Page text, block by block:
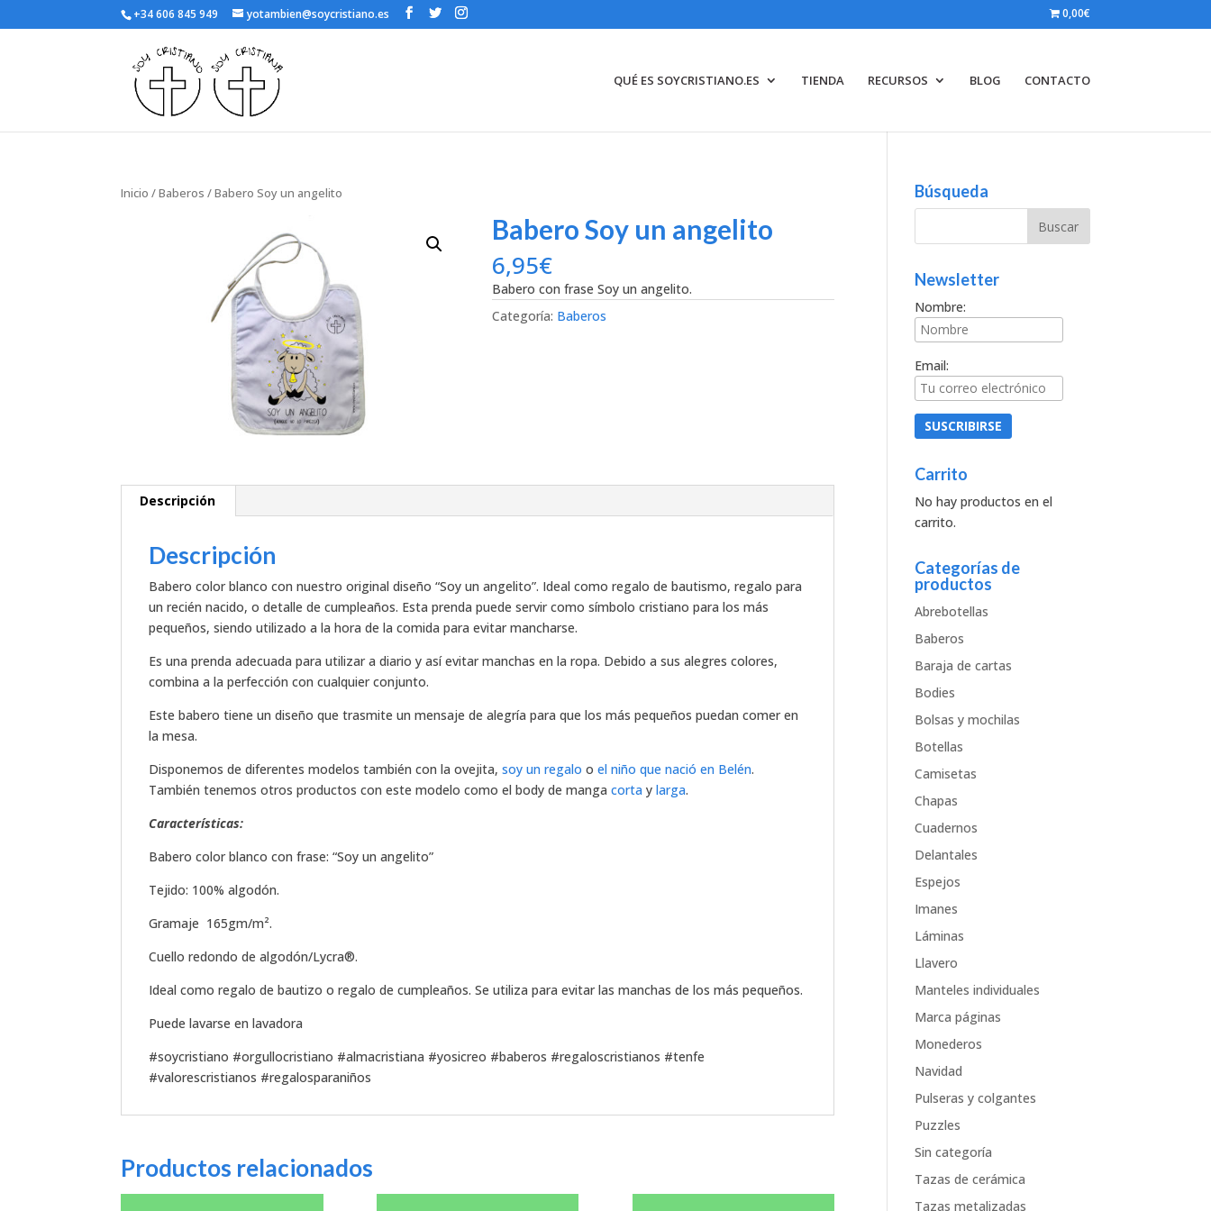
+34 606 845 949 yotambien@soycristiano.es 0,00€
QUÉ ES SOYCRISTIANO.ES TIENDA RECURSOS BLOG CONTACTO
Inicio /Baberos / Babero Soy un angelito
Babero Soy un angelito
6,95€
Babero con frase Soy un angelito.
Categoría: Baberos
Descripción
Descripción
Babero color blanco con nuestro original diseño “Soy un angelito”. Ideal como regalo de bautismo, regalo para
un recién nacido, o detalle de cumpleaños. Esta prenda puede servir como símbolo cristiano para los más
pequeños, siendo utilizado a la hora de la comida para evitar mancharse.
Es una prenda adecuada para utilizar a diario y así evitar manchas en la ropa. Debido a sus alegres colores,
combina a la perfección con cualquier conjunto.
Este babero tiene un diseño que trasmite un mensaje de alegría para que los más pequeños puedan comer en
la mesa.
Disponemos de diferentes modelos también con la ovejita,soy un regalo oel niño que nació en Belén.
También tenemos otros productos con este modelo como el body de mangacortaylarga.
Características:
Babero color blanco con frase: “Soy un angelito”
Tejido: 100% algodón.
Gramaje 165gm/m².
Cuello redondo de algodón/Lycra®.
Ideal como regalo de bautizo o regalo de cumpleaños. Se utiliza para evitar las manchas de los más pequeños.
Puede lavarse en lavadora
#soycristiano #orgullocristiano #almacristiana #yosicreo #baberos #regaloscristianos #tenfe
#valorescristianos #regalosparaniños
Productos relacionados
Búsqueda
Newsletter
Nombre:
Email:
Carrito
No hay productos en el
carrito.
Categorías de
productos
Abrebotellas
Baberos
Baraja de cartas
Bodies
Bolsas y mochilas
Botellas
Camisetas
Chapas
Cuadernos
Delantales
Espejos
Imanes
Láminas
Llavero
Manteles individuales
Marca páginas
Monederos
Navidad
Pulseras y colgantes
Puzzles
Sin categoría
Tazas de cerámica
Tazas metalizadas